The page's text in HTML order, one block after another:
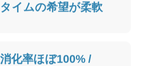
イムの希望が柔軟
化率ほぼ100% /